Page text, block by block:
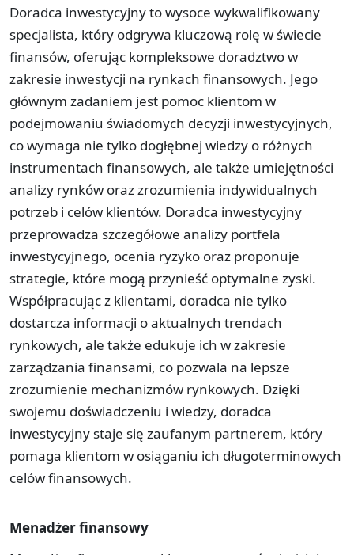
Doradca inwestycyjny to wysoce wykwalifikowany
specjalista, który odgrywa kluczową rolę w świecie
finansów, oferując kompleksowe doradztwo w
zakresie inwestycji na rynkach finansowych. Jego
głównym zadaniem jest pomoc klientom w
podejmowaniu świadomych decyzji inwestycyjnych,
co wymaga nie tylko dogłębnej wiedzy o różnych
instrumentach finansowych, ale także umiejętności
analizy rynków oraz zrozumienia indywidualnych
potrzeb i celów klientów. Doradca inwestycyjny
przeprowadza szczegółowe analizy portfela
inwestycyjnego, ocenia ryzyko oraz proponuje
strategie, które mogą przynieść optymalne zyski.
Współpracując z klientami, doradca nie tylko
dostarcza informacji o aktualnych trendach
rynkowych, ale także edukuje ich w zakresie
zarządzania finansami, co pozwala na lepsze
zrozumienie mechanizmów rynkowych. Dzięki
swojemu doświadczeniu i wiedzy, doradca
inwestycyjny staje się zaufanym partnerem, który
pomaga klientom w osiąganiu ich długoterminowych
celów finansowych.
Menadżer finansowy